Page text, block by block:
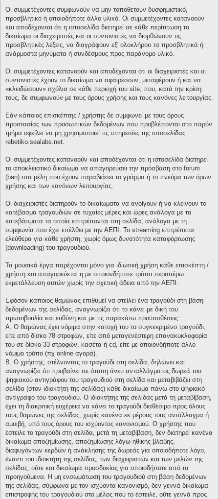
Οι συμμετέχοντες συμφωνούν να μην τοποθετούν δυσφημιστικό,
προσβλητικό ή οποιοδήποτε άλλο υλικό. Οι συμμετέχοντες κατανοούν
και αποδέχονται ότι η ιστοσελίδα διατηρεί σε κάθε περίπτωση το
δικαίωμα οι διαχειριστές και οι συντονιστές να διορθώνουν τις
προσβλητικές λέξεις, να διαγράφουν εξ' ολοκλήρου τα προσβλητικά ή
ανάρμοστα μηνύματα ή συνδέσμους προς παράνομο υλικό.
Οι συμμετέχοντες κατανοούν και αποδέχονται ότι οι διαχειριστές και οι
συντονιστές έχουν το δικαίωμα να αφαιρέσουν, μεταφέρουν ή και να
«κλειδώσουν» σχόλια σε κάθε περιοχή του site, που, κατά την κρίση
τους, δε συμφωνούν με τους όρους χρήσης και τους κανόνες λειτουργίας.
Εάν κάποιος επισκέπτης / χρήστης δε συμφωνεί με τους όρους
προστασίας των προσωπικών δεδομένων που προβλέπονται στο παρόν
τμήμα οφείλει να μη χρησιμοποιεί τις υπηρεσίες της ιστοσελίδας
rebetiko.sealabs.net.
Οι συμμετέχοντες κατανοούν και αποδέχονται ότι η ιστοσελίδα διατηρεί
το αποκλειστικό δικαίωμα να απαγορεύσει την πρόσβαση στο forum
(ban) στα μέλη που έχουν παραβιάσει το γράμμα ή το πνεύμα των όρων
χρήσης και των κανόνων λειτουργίας.
Οι διαχειριστές διατηρούν το δικαίωματα να ανοίγουν ή να κλείνουν το
κατέβασμα τραγουδιών σε τυχαίες μέρες και ώρες ανάλογα με τα
κατεβάσματα τα οποία επιτρέπονται στη σελίδα, ανάλογα με τη
συμφωνία που έχει επέλθει με την ΑΕΠΙ. Το streaming επιτρέπεται
ελεύθερα για κάθε χρήστη, χωρίς όμως δυνατότητα καταφόρτωσης
(downloading) του τραγουδιού.
Τα μουσικά έργα παρέχονται μόνο για ιδιωτική χρήση κάθε επισκέπτη /
χρήστη και απαγορεύεται η με οποιονδήποτε τρόπο περαιτέρω
εκμετάλλευση αυτών χωρίς την σχετική άδεια από την ΑΕΠΙ.
Εφόσον κάποιος θαμώνας επιθυμεί να στείλει ένα τραγούδι στη βάση
δεδομένων της σελίδας, αναγνωρίζει ότι το κάνει με δική του
πρωτοβουλία και ευθύνη και με τις παρακάτω προϋποθέσεις:
Α. Ο θαμώνας έχει νόμιμα στην κατοχή του το συγκεκριμένο τραγούδι,
είτε από δίσκο 78 στροφών, είτε από μεταγενέστερη επανακυκλοφορία
του σε δίσκο 33 στροφών, κασέτα ή cd, είτε με οποιονδήποτε άλλο
νόμιμο τρόπο (πχ online αγορά).
Β. Ο χρήστης, στέλνοντας το τραγούδι στη σελίδα, δηλώνει και
αναγνωρίζει ότι προβαίνει σε άτυπη άνευ ανταλλάγματος δωρεά του
ψηφιακού αντιγράφου του τραγουδιού στη σελίδα και μεταβιβάζει στη
σελίδα (στον ιδιοκτήτη της σελίδας) κάθε δικαίωμα πάνω στο ψηφιακό
αντίγραφο του τραγουδιού. Ο ιδιοκτήτης της σελίδας μετά τη μεταβίβαση,
έχει τη διακριτική ευχέρεια να κάνει το τραγούδι διαθέσιμο προς όλους
τους θαμώνες της σελίδας, χωρίς κανένα εκ μέρους τους αντάλλαγμα ή
αμοιβή, υπό τους όρους του ισχύοντος κανονισμού. Ο χρήστης που
έστειλε το τραγούδι στη σελίδα, μετά τη μεταβίβαση, δεν διατηρεί κανένα
δικαίωμα αποζημίωσης, αποζημίωσης λόγω ηθικής βλάβης,
διαφυγόντων κερδών ή ανάκλησης της δωρεάς για οποιοδήποτε λόγο,
έναντι του ιδιοκτήτη της σελίδας, των διαχειριστών και των μελών της
σελίδας, ούτε και δικαίωμα προσδοκίας για οποιοδήποτε από τα
προηγούμενα. Η μη ενσωμάτωση του τραγουδιού στη βάση δεδομένων
της σελίδας, σύμφωνα με τον ισχύοντα κανονισμό, δεν γεννά δικαίωμα
επιστροφής του τραγουδιού στο μέλος που το έστειλε, ούτε γεννά προς